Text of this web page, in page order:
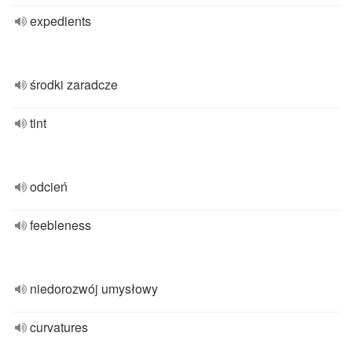
expedients
środki zaradcze
tint
odcień
feebleness
niedorozwój umysłowy
curvatures